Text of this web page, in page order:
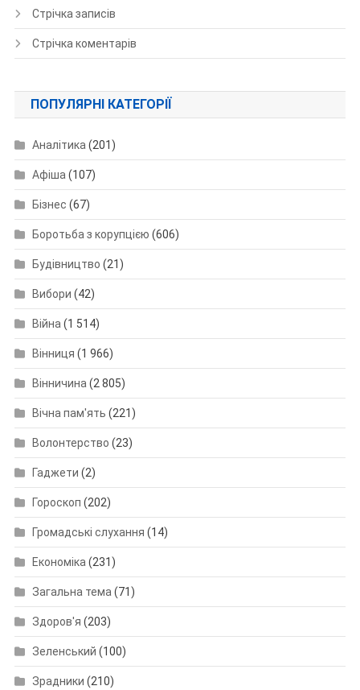
Стрічка записів
Стрічка коментарів
ПОПУЛЯРНІ КАТЕГОРІЇ
Аналітика (201)
Афіша (107)
Бізнес (67)
Боротьба з корупцією (606)
Будівництво (21)
Вибори (42)
Війна (1 514)
Вінниця (1 966)
Вінничина (2 805)
Вічна пам'ять (221)
Волонтерство (23)
Гаджети (2)
Гороскоп (202)
Громадські слухання (14)
Економіка (231)
Загальна тема (71)
Здоров'я (203)
Зеленський (100)
Зрадники (210)